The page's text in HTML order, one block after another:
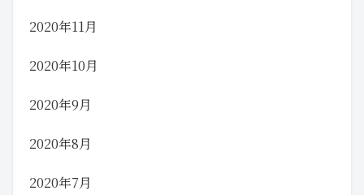
2020年11月
2020年10月
2020年9月
2020年8月
2020年7月